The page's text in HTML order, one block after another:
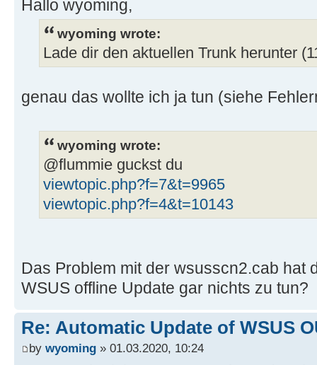
Hallo wyoming,
wyoming wrote:
Lade dir den aktuellen Trunk herunter
genau das wollte ich ja tun (siehe
wyoming wrote:
@flummie guckst du
viewtopic.php?f=7&t=9965
viewtopic.php?f=4&t=10143
Das Problem mit der wsusscn2.cab hat
WSUS offline Update gar nichts zu tun?
Re: Automatic Update of WSUS
by wyoming » 01.03.2020, 10:24